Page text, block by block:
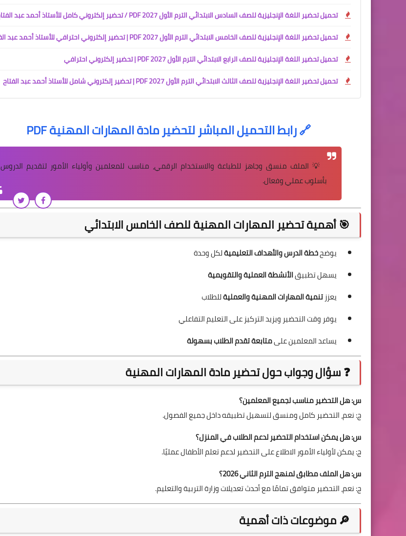
تحميل تحضير اللغة الإنجليزية للصف السادس الابتدائي الترم الأول 2027 PDF / تحضير إلكتروني كامل للأستاذ أحمد عبد الفتاح
تحميل تحضير اللغة الإنجليزية للصف الخامس الابتدائي الترم الأول 2027 PDF | تحضير إلكتروني احترافي للأستاذ أحمد عبد الفتاح
تحميل تحضير اللغة الإنجليزية للصف الرابع الابتدائي الترم الأول 2027 PDF | تحضير إلكتروني احترافي
تحميل تحضير اللغة الإنجليزية للصف الثالث الابتدائي الترم الأول 2027 PDF | تحضير إلكتروني شامل للأستاذ أحمد عبد الفتاح
🔗رابط التحميل المباشر لتحضير مادة المهارات المهنية PDF
💡 الملف منسق وجاهز للطباعة والاستخدام الرقمي، مناسب للمعلمين وأولياء الأمور لتقديم الدروس
بأسلوب عملي وفعال.
🎯 أهمية تحضير المهارات المهنية للصف الخامس الابتدائي
يوضحخطة الدرس والأهداف التعليميةلكل وحدة
يسهل تطبيقالأنشطة العملية والتقويمية
يعززتنمية المهارات المهنية والعمليةللطلاب
يوفر وقت التحضير ويزيد التركيز على التعليم التفاعلي
يساعد المعلمين علىمتابعة تقدم الطلاب بسهولة
❓ سؤال وجواب حول تحضير مادة المهارات المهنية
س: هل التحضير مناسب لجميع المعلمين؟
ج: نعم، التحضير كامل ومنسق لتسهيل تطبيقه داخل جميع الفصول.
س: هل يمكن استخدام التحضير لدعم الطلاب في المنزل؟
ج: يمكن لأولياء الأمور الاطلاع على التحضير لدعم تعلم الأطفال عمليًا.
س: هل الملف مطابق لمنهج الترم الثاني 2026؟
ج: نعم، التحضير متوافق تمامًا مع أحدث تعديلات وزارة التربية والتعليم.
🔎 موضوعات ذات أهمية